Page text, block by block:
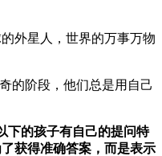
外星人，世界的万事万物
的阶段，他们总是用自己
下的孩子有自己的提问特
获得准确答案，而是表示